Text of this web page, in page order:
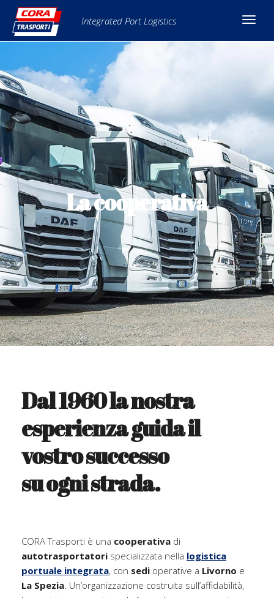
Integrated Port Logistics
La cooperativa
Dal 1960 la nostra
esperienza guida il
vostro successo
su ogni strada.
CORA Trasporti è una cooperativa di
autotrasportatori specializzata nella logistica
portuale integrata, con sedi operative a Livorno e
La Spezia. Un’organizzazione costruita sull’affidabilità,